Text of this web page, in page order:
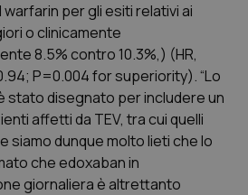
per gli esiti relativi ai
o clinicamente
8.5% contro 10.3%,) (HR,
P=0.004 for superiority). “Lo
stato disegnato per includere un
affetti da TEV, tra cui quelli
siamo dunque molto lieti che lo
che edoxaban in
giornaliera è altrettanto